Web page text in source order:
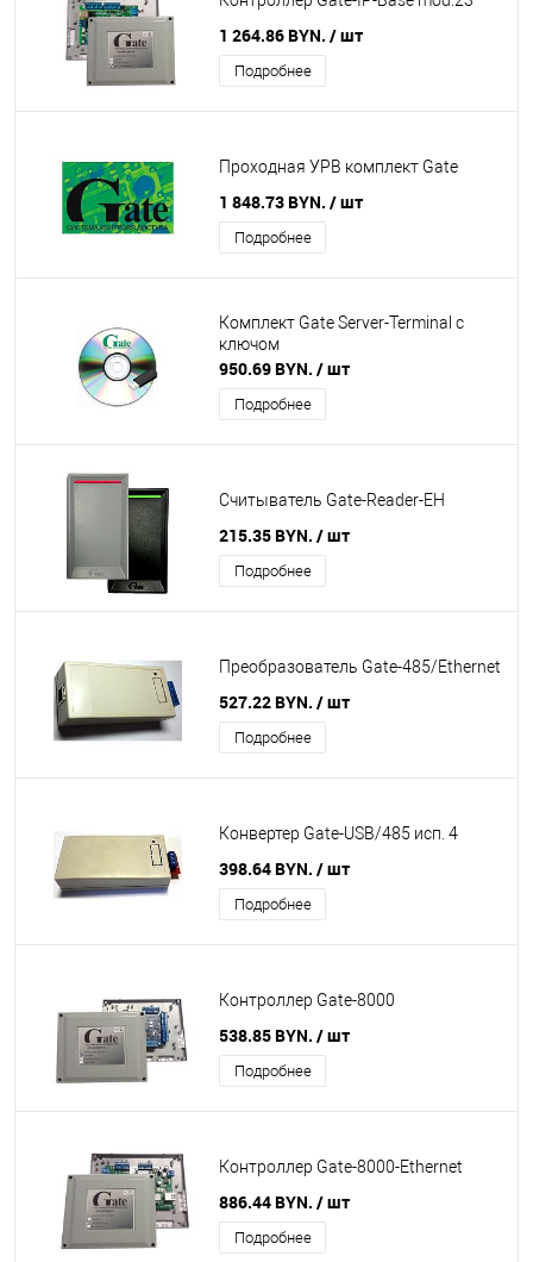
1 264.86 BYN. / шт
Подробнее
Проходная УРВ комплект Gate
1 848.73 BYN. / шт
Подробнее
Комплект Gate Server-Terminal с
ключом
950.69 BYN. / шт
Подробнее
Считыватель Gate-Reader-EH
215.35 BYN. / шт
Подробнее
Преобразователь Gate-485/Ethernet
527.22 BYN. / шт
Подробнее
Конвертер Gate-USB/485 исп. 4
398.64 BYN. / шт
Подробнее
Контроллер Gate-8000
538.85 BYN. / шт
Подробнее
Контроллер Gate-8000-Ethernet
886.44 BYN. / шт
Подробнее